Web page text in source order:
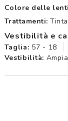
Colore delle
Trattamenti:
Vestibilità e
Taglia: 57 - 18
Vestibilità: